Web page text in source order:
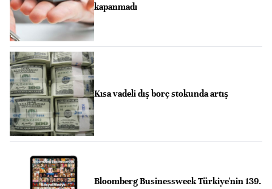
kapanmadı
Kısa vadeli dış borç stokunda artış
Bloomberg Businessweek Türkiye'nin 139.